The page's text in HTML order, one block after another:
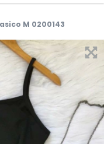
M 0200143